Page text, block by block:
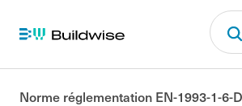
Norme réglementation EN-1993-1-6-